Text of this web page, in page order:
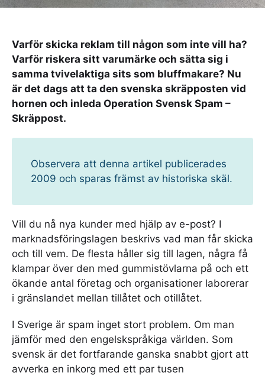
Varför skicka reklam till någon som inte vill ha?
Varför riskera sitt varumärke och sätta sig i
samma tvivelaktiga sits som bluffmakare? Nu
är det dags att ta den svenska skräpposten vid
hornen och inleda Operation Svensk Spam –
Skräppost.
Observera att denna artikel publicerades
2009 och sparas främst av historiska skäl.
Vill du nå nya kunder med hjälp av e-post? I
marknadsföringslagen beskrivs vad man får skicka
och till vem. De flesta håller sig till lagen, några få
klampar över den med gummistövlarna på och ett
ökande antal företag och organisationer laborerar
i gränslandet mellan tillåtet och otillåtet.
I Sverige är spam inget stort problem. Om man
jämför med den engelskspråkiga världen. Som
svensk är det fortfarande ganska snabbt gjort att
avverka en inkorg med ett par tusen